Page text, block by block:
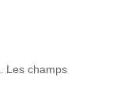
Les champs